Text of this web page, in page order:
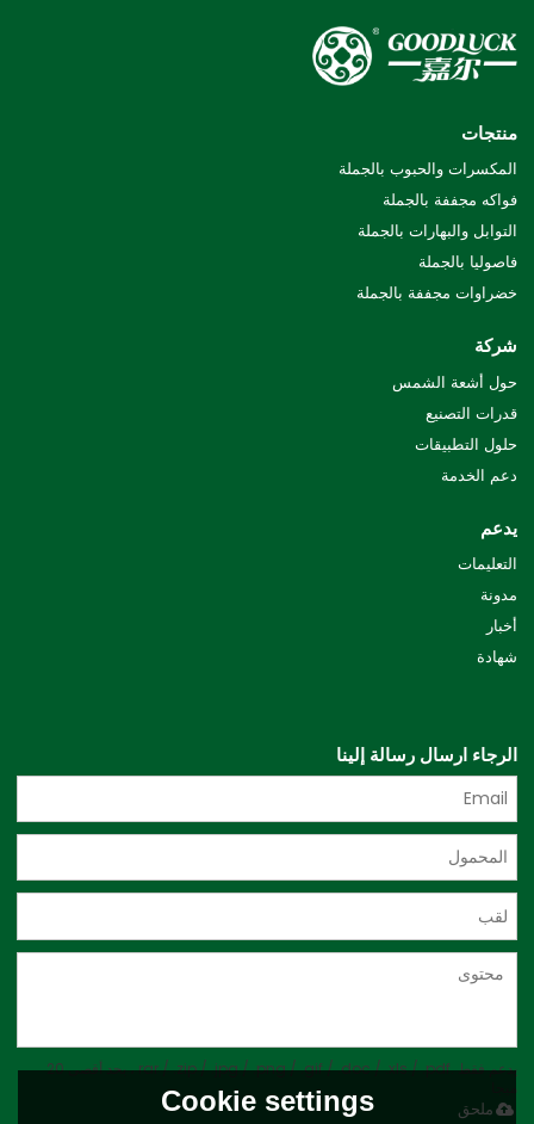
منتجات
المكسرات والحبوب بالجملة
فواكه مجففة بالجملة
التوابل والبهارات بالجملة
فاصوليا بالجملة
خضراوات مجففة بالجملة
شركة
حول أشعة الشمس
قدرات التصنيع
حلول التطبيقات
دعم الخدمة
يدعم
التعليمات
مدونة
أخبار
شهادة
الرجاء ارسال رسالة إلينا
يدعم فقط .rar / .zip / .jpg / .png / .gif / .doc / .xls / .pdf ، بحد أقصى 20
ملحق Cookie settings